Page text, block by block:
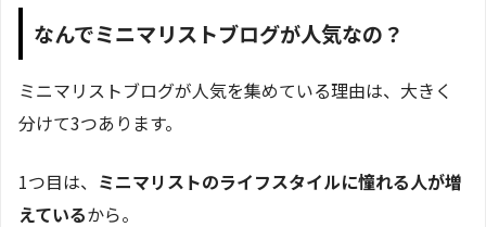
なんでミニマリストブログが人気なの？
ミニマリストブログが人気を集めている理由は、大きく
分けて3つあります。
1つ目は、 ミニマリストのライフスタイルに憧れる人が増
えているから。